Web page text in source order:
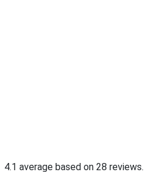
4.1 average based on 28 reviews.